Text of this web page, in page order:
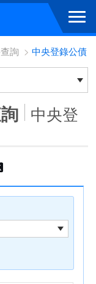
詢 > 中央登錄公債
中央登